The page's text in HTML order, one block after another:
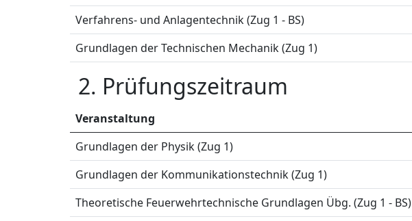
Verfahrens- und Anlagentechnik (Zug 1 - BS)
Grundlagen der Technischen Mechanik (Zug 1)
2. Prüfungszeitraum
Veranstaltung
Grundlagen der Physik (Zug 1)
Grundlagen der Kommunikationstechnik (Zug 1)
Theoretische Feuerwehrtechnische Grundlagen Übg. (Zug 1 - BS)